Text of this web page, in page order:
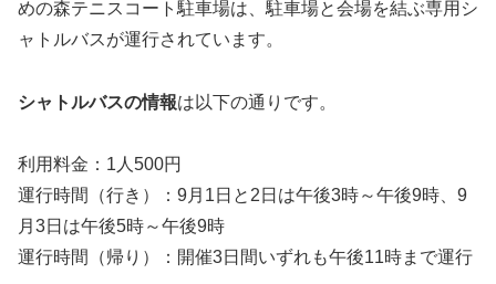
めの森テニスコート駐車場は、駐車場と会場を結ぶ専用シ
ャトルバスが運行されています。
シャトルバスの情報は以下の通りです。
利用料金：1人500円
運行時間（行き）：9月1日と2日は午後3時～午後9時、9
月3日は午後5時～午後9時
運行時間（帰り）：開催3日間いずれも午後11時まで運行